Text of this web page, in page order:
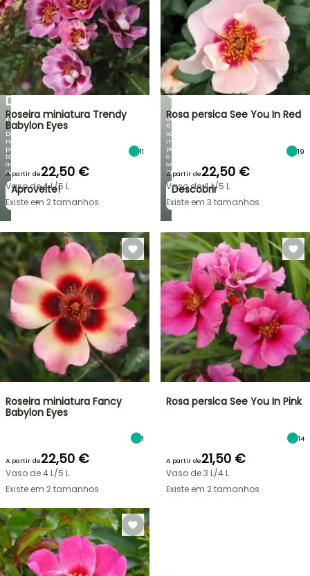
ATÉ
30%
DE
DESCONTO
NUMA
SELEÇÃO
DE
PLANTAS!
Descubra
novas
promoções
todas
as
semanas
Aproveite!
→
BULBOS
PRIMAVERA
NOVIDADES
DA
IRIS
GERMANICA
Mais
de
60
variedades
inéditas
para
o
seu
jardim!
Descobrir
→
Roseira miniatura Trendy
Babylon Eyes
11
A partir de22,50 €
Vaso de 4 L/5 L
Existe em 2 tamanhos
Rosa persica See You In Red
19
A partir de22,50 €
Vaso de 4 L/5 L
Existe em 3 tamanhos
Roseira miniatura Fancy
Babylon Eyes
1
A partir de22,50 €
Vaso de 4 L/5 L
Existe em 2 tamanhos
Rosa persica See You In Pink
14
A partir de21,50 €
Vaso de 3 L/4 L
Existe em 2 tamanhos